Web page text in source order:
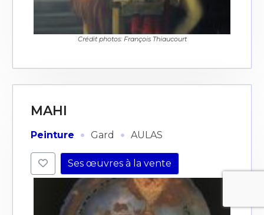
Crédit photos: François Thiaucourt
MAHI
Peinture · Gard · AULAS
Ses œuvres à la vente